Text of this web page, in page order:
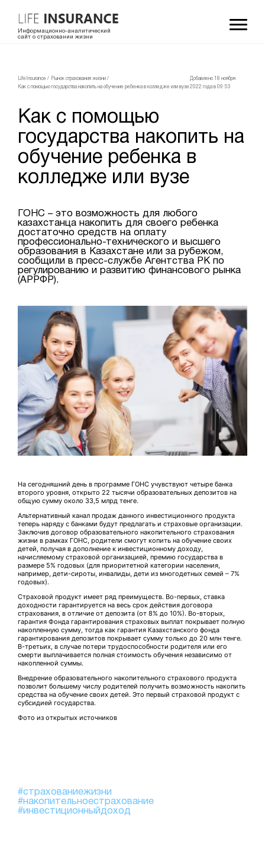
Информационно-аналитический
сайт о страховании жизни
LifeInsurance / Рынок страхования жизни /
Как с помощью государства накопить на обучение ребенка в колледже или вузе
Добавлено 18 ноября
2022 года в 09:53
Как с помощью
государства накопить на
обучение ребенка в
колледже или вузе
ГОНС – это возможность для любого
казахстанца накопить для своего ребенка
достаточно средств на оплату
профессионально-технического и высшего
образования в Казахстане или за рубежом,
сообщили в пресс-службе Агентства РК по
регулированию и развитию финансового рынка
(АРРФР).
На сегодняшний день в программе ГОНС учувствуют четыре банка
второго уровня, открыто 22 тысячи образовательных депозитов на
общую сумму около 33,5 млрд тенге.
Альтернативный канал продаж данного инвестиционного продукта
теперь наряду с банками будут предлагать и страховые организации.
Заключив договор образовательного накопительного страхования
жизни в рамках ГОНС, родители смогут копить на обучение своих
детей, получая в дополнение к инвестиционному доходу,
начисляемому страховой организацией, премию государства в
размере 5% годовых (для приоритетной категории населения,
например, дети-сироты, инвалиды, дети из многодетных семей – 7%
годовых).
Страховой продукт имеет ряд преимуществ. Во-первых, ставка
доходности гарантируется на весь срок действия договора
страхования, в отличие от депозита (от 8% до 10%). Во-вторых,
гарантия Фонда гарантирования страховых выплат покрывает полную
накопленную сумму, тогда как гарантия Казахстанского фонда
гарантирования депозитов покрывает сумму только до 20 млн тенге.
В-третьих, в случае потери трудоспособности родителя или его
смерти выплачивается полная стоимость обучения независимо от
накопленной суммы.
Внедрение образовательного накопительного страхового продукта
позволит большему числу родителей получить возможность накопить
средства на обучение своих детей. Это первый страховой продукт с
субсидией государства.
Фото из открытых источников
#страхованиежизни
#накопительноестрахование
#инвестиционныйдоход